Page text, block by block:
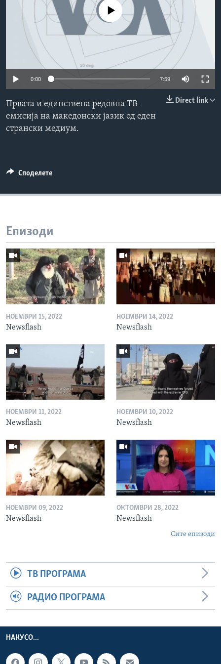
ИНТЕРВЈУА
Јазици
No media source currently available
0:00 7:59
Direct link
Првата и единствена редовна ТВ-
емисија на македонски јазик од еден
странски медиум.
Споделете
Епизоди
НОЕМВРИ 15, 2022
Newsflash
НОЕМВРИ 14, 2022
Newsflash
НОЕМВРИ 11, 2022
Newsflash
НОЕМВРИ 10, 2022
Newsflash
НОЕМВРИ 09, 2022
Newsflash
ОКТОМВРИ 28, 2022
Newsflash
Сите епизоди
ТВ ПРОГРАМА
РАДИО ПРОГРАМА
НАКУСО...